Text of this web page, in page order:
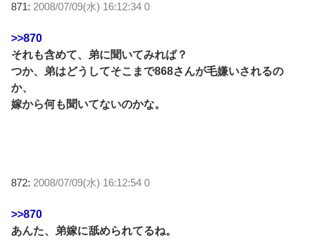
871: 2008/07/09(水) 16:12:34 0
>>870
それも含めて、弟に聞いてみれば？
つか、弟はどうしてそこまで868さんが毛嫌いされるの
か、
嫁から何も聞いてないのかな。
872: 2008/07/09(水) 16:12:54 0
>>870
あんた、弟嫁に舐められてるね。